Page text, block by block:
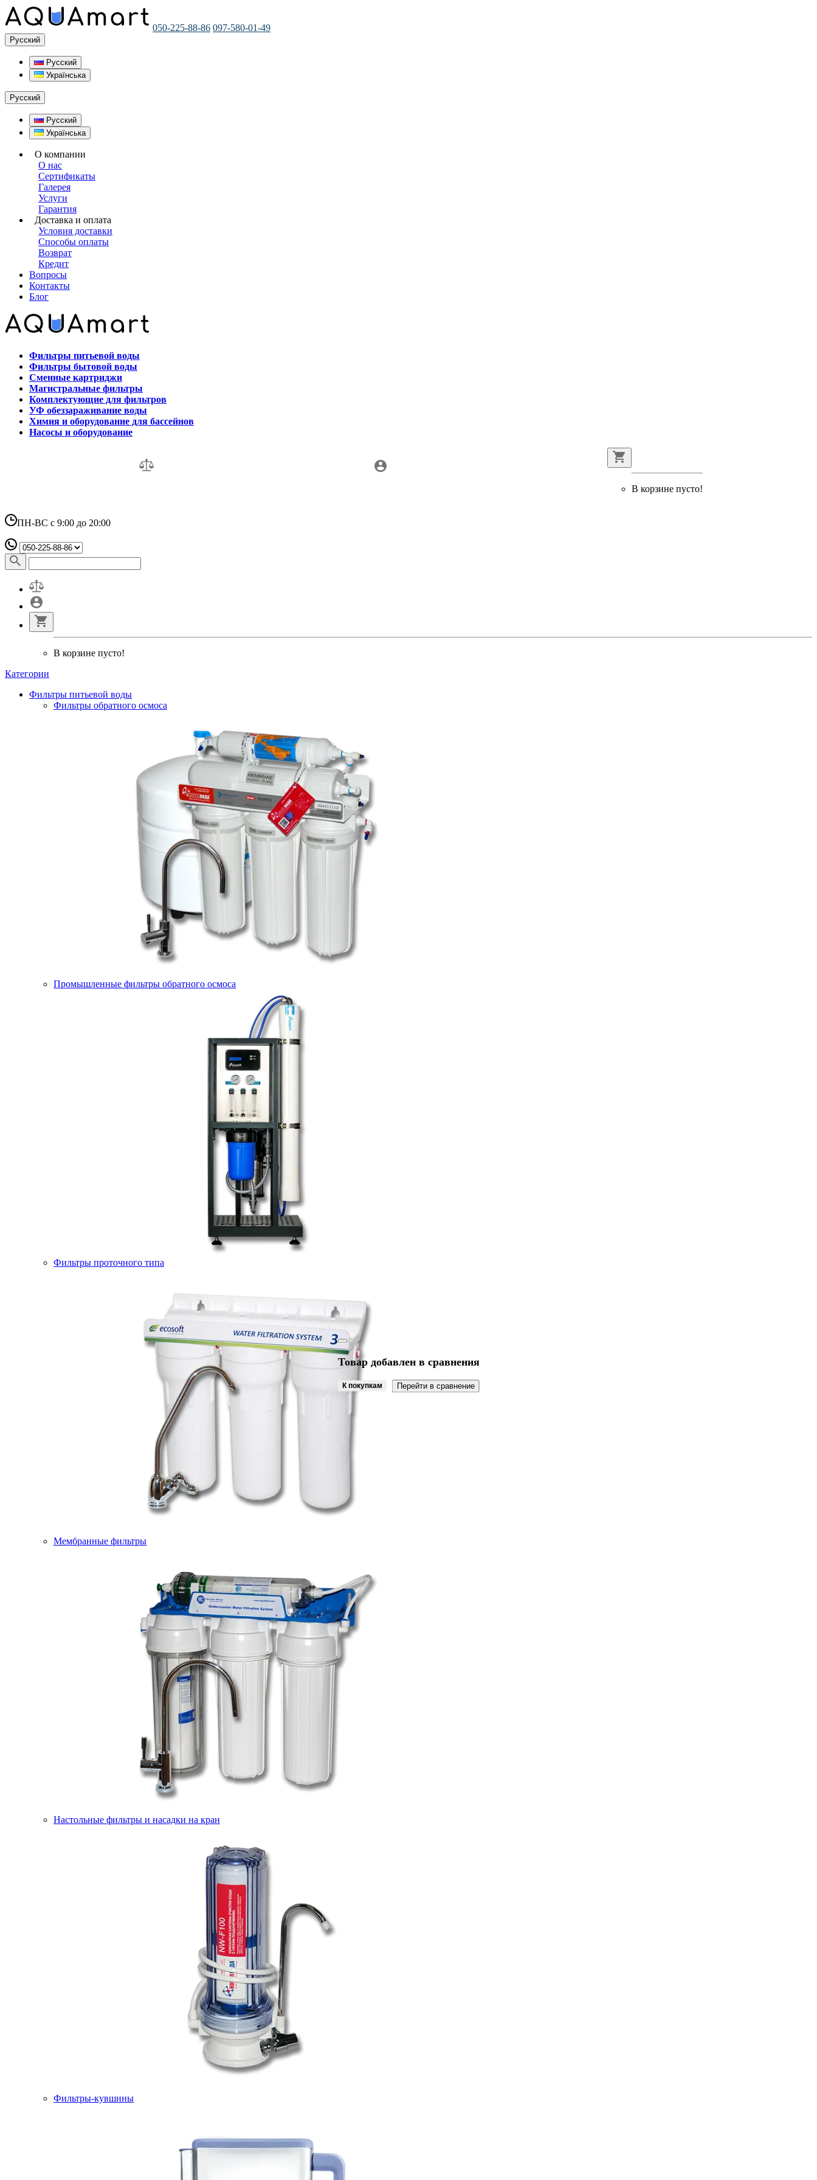
050-225-88-86 097-580-01-49
Русский
Русский
Українська
Русский
Русский
Українська
О компании
О нас
Сертификаты
Галерея
Услуги
Гарантия
Доставка и оплата
Условия доставки
Способы оплаты
Возврат
Кредит
Вопросы
Контакты
Блог
Фильтры питьевой воды
Фильтры бытовой воды
Сменные картриджи
Магистральные фильтры
Комплектующие для фильтров
УФ обеззараживание воды
Химия и оборудование для бассейнов
Насосы и оборудование
В корзине пусто!
ПН-ВС с 9:00 до 20:00
В корзине пусто!
Категории
Фильтры питьевой воды
Фильтры обратного осмоса
Промышленные фильтры обратного осмоса
Фильтры проточного типа
Мембранные фильтры
Настольные фильтры и насадки на кран
Фильтры-кувшины
Товар добавлен в сравнения
К покупкам Перейти в сравнение